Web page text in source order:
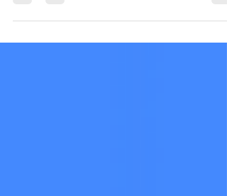
regenerativně a do svých vinic sadí